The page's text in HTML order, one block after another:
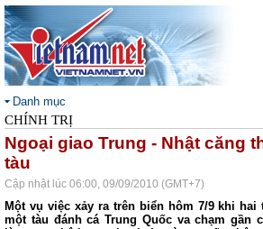
Danh mục
CHÍNH TRỊ
Ngoại giao Trung - Nhật căng
tàu
Cập nhật lúc 06:00, 09/09/2010 (GMT+7)
Một vụ việc xảy ra trên biển hôm 7/9 khi hai
một tàu đánh cá Trung Quốc va chạm gần